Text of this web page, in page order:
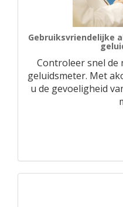
Gebruiksvriendelijke
Controleer snel de
geluidsmeter. Met
u de gevoeligheid